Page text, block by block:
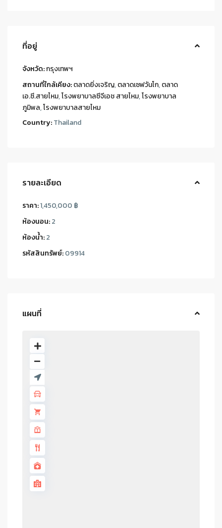
ที่อยู่
จังหวัด:กรุงเทพฯ
สถานที่ใกล้เคียง:ตลาดยิ่งเจริญ,ตลาดเซฟวันโก,ตลาด
เอ.ซี.สายไหม,โรงพยาบาลซีจีเอช สายไหม,โรงพยาบาล
ภูมิพล,โรงพยาบาลสายไหม
Country:Thailand
รายละเอียด
ราคา:1,450,000 ฿
ห้องนอน:2
ห้องน้ำ:2
รหัสสินทรัพย์:09914
แผนที่